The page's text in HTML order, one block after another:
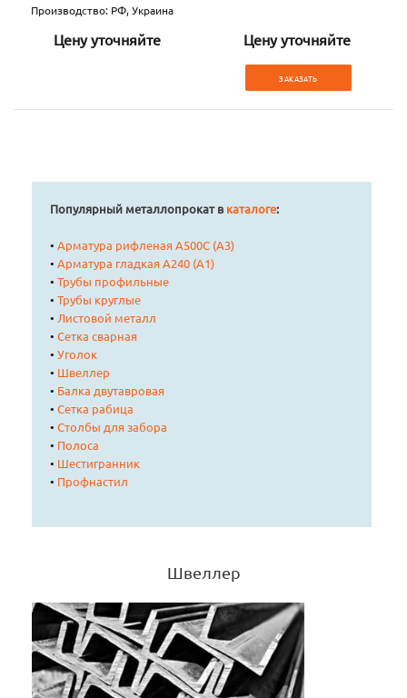
Производство: РФ, Украина
Цену уточняйте Цену уточняйте
ЗАКАЗАТЬ
Популярный металлопрокат в каталоге:
• Арматура рифленая А500С (А3)
• Арматура гладкая А240 (А1)
• Трубы профильные
• Трубы круглые
• Листовой металл
• Сетка сварная
• Уголок
• Швеллер
• Балка двутавровая
• Сетка рабица
• Столбы для забора
• Полоса
• Шестигранник
• Профнастил
Швеллер